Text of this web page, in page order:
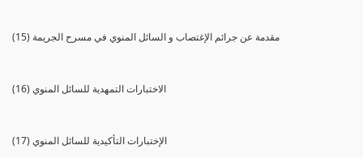
(15) مقدمة عن جرائم الإغتصاب و السائل المنوي في مسرح الجريمة
(16) الاختبارات التمهدية للسائل المنوي
(17) الإختبارات التأكيدية للسائل المنوي